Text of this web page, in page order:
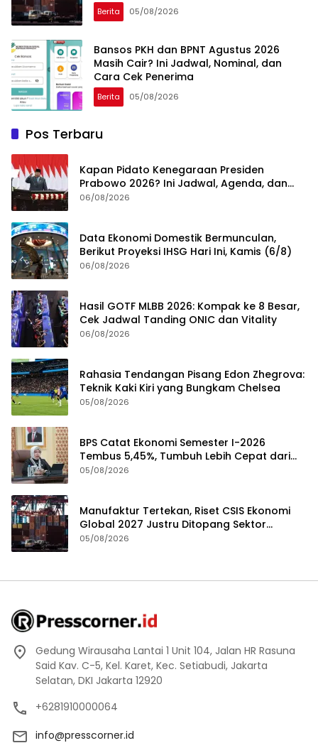
Berita 05/08/2026
Bansos PKH dan BPNT Agustus 2026
Masih Cair? Ini Jadwal, Nominal, dan
Cara Cek Penerima
Berita 05/08/2026
Pos Terbaru
Kapan Pidato Kenegaraan Presiden
Prabowo 2026? Ini Jadwal, Agenda, dan
Rangkaian Kegiatannya
06/08/2026
Data Ekonomi Domestik Bermunculan,
Berikut Proyeksi IHSG Hari Ini, Kamis (6/8)
06/08/2026
Hasil GOTF MLBB 2026: Kompak ke 8 Besar,
Cek Jadwal Tanding ONIC dan Vitality
06/08/2026
Rahasia Tendangan Pisang Edon Zhegrova:
Teknik Kaki Kiri yang Bungkam Chelsea
05/08/2026
BPS Catat Ekonomi Semester I-2026
Tembus 5,45%, Tumbuh Lebih Cepat dari
Tahun 2025
05/08/2026
Manufaktur Tertekan, Riset CSIS Ekonomi
Global 2027 Justru Ditopang Sektor
Teknologi
05/08/2026
Gedung Wirausaha Lantai 1 Unit 104, Jalan HR Rasuna
Said Kav. C-5, Kel. Karet, Kec. Setiabudi, Jakarta
Selatan, DKI Jakarta 12920
+6281910000064
info@presscorner.id